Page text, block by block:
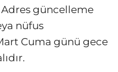
Adres güncelleme
nüfus
Cuma günü gece